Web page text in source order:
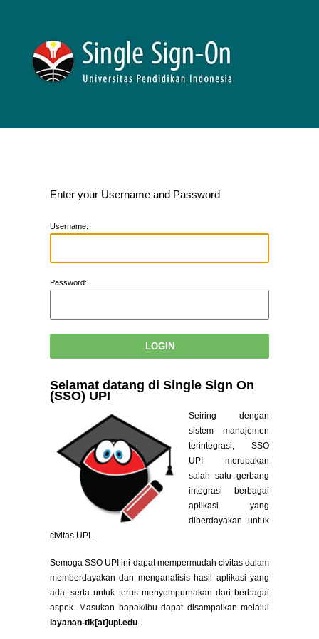
Enter your Username and Password
Username:
Password:
Selamat datang di Single Sign On
(SSO) UPI
Seiring dengan
sistem manajemen
terintegrasi, SSO
UPI merupakan
salah satu gerbang
integrasi berbagai
aplikasi yang
diberdayakan untuk
civitas UPI.
Semoga SSO UPI ini dapat mempermudah civitas dalam
memberdayakan dan menganalisis hasil aplikasi yang
ada, serta untuk terus menyempurnakan dari berbagai
aspek. Masukan bapak/ibu dapat disampaikan melalui
layanan-tik[at]upi.edu.